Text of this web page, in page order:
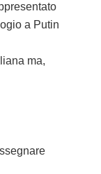
a Putin
ma,